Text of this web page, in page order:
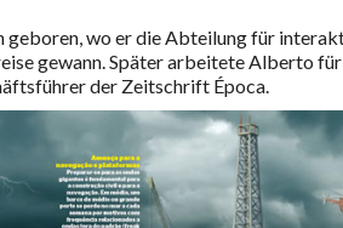
geboren, wo er die Abteilung für
gewann. Später arbeitete Alberto
der Zeitschrift Época.